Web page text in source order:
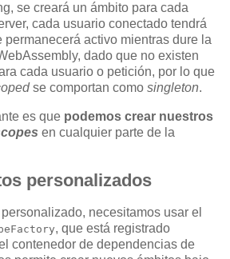
se creará un ámbito para cada
cada usuario conectado tendrá
permanecerá activo mientras dure la
dado que no existen
cada usuario o petición, por lo que
se comportan como singleton.
es que podemos crear nuestros
en cualquier parte de la
personalizados
necesitamos usar el
, que está registrado
contenedor de dependencias de